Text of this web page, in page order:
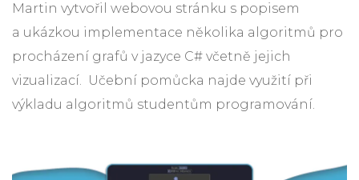
Martin vytvořil webovou stránku s popisem
a ukázkou implementace několika algoritmů pro
procházení grafů v jazyce C# včetně jejich
vizualizací. Učební pomůcka najde využití při
výkladu algoritmů studentům programování.